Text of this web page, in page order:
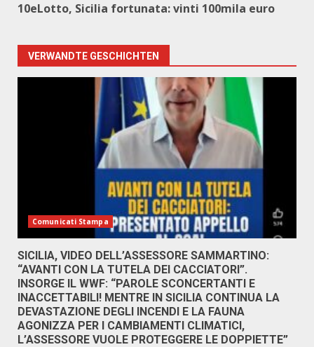
10eLotto, Sicilia fortunata: vinti 100mila euro
VERWANDTE GESCHICHTEN
Comunicati Stampa
SICILIA, VIDEO DELL’ASSESSORE SAMMARTINO:
“AVANTI CON LA TUTELA DEI CACCIATORI”.
INSORGE IL WWF: “PAROLE SCONCERTANTI E
INACCETTABILI! MENTRE IN SICILIA CONTINUA LA
DEVASTAZIONE DEGLI INCENDI E LA FAUNA
AGONIZZA PER I CAMBIAMENTI CLIMATICI,
L’ASSESSORE VUOLE PROTEGGERE LE DOPPIETTE”